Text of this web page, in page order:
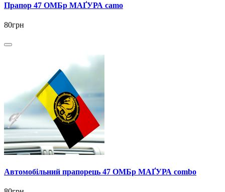
Прапор 47 ОМБр МАҐУРА camo
80грн
Автомобільний прапорець 47 ОМБр МАҐУРА combo